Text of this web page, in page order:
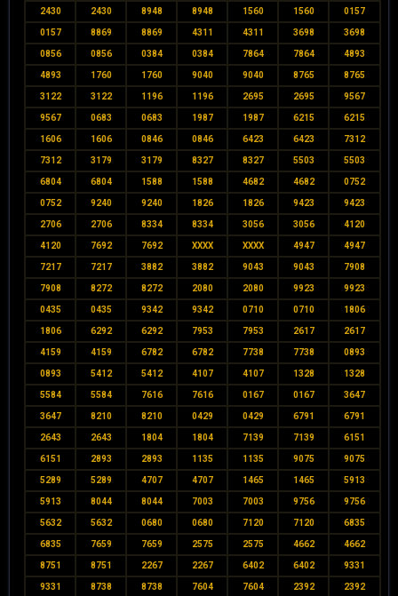
2430 2430 8948 8948 1560 1560 0157
0157 8869 8869 4311 4311 3698 3698
0856 0856 0384 0384 7864 7864 4893
4893 1760 1760 9040 9040 8765 8765
3122 3122 1196 1196 2695 2695 9567
9567 0683 0683 1987 1987 6215 6215
1606 1606 0846 0846 6423 6423 7312
7312 3179 3179 8327 8327 5503 5503
6804 6804 1588 1588 4682 4682 0752
0752 9240 9240 1826 1826 9423 9423
2706 2706 8334 8334 3056 3056 4120
4120 7692 7692 XXXX XXXX 4947 4947
7217 7217 3882 3882 9043 9043 7908
7908 8272 8272 2080 2080 9923 9923
0435 0435 9342 9342 0710 0710 1806
1806 6292 6292 7953 7953 2617 2617
4159 4159 6782 6782 7738 7738 0893
0893 5412 5412 4107 4107 1328 1328
5584 5584 7616 7616 0167 0167 3647
3647 8210 8210 0429 0429 6791 6791
2643 2643 1804 1804 7139 7139 6151
6151 2893 2893 1135 1135 9075 9075
5289 5289 4707 4707 1465 1465 5913
5913 8044 8044 7003 7003 9756 9756
5632 5632 0680 0680 7120 7120 6835
6835 7659 7659 2575 2575 4662 4662
8751 8751 2267 2267 6402 6402 9331
9331 8738 8738 7604 7604 2392 2392